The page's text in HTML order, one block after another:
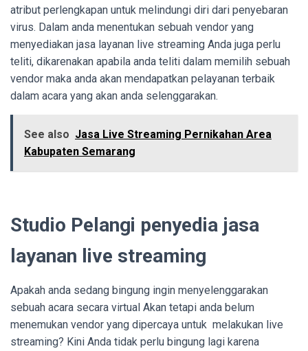
atribut perlengkapan untuk melindungi diri dari penyebaran
virus. Dalam anda menentukan sebuah vendor yang
menyediakan jasa layanan live streaming Anda juga perlu
teliti, dikarenakan apabila anda teliti dalam memilih sebuah
vendor maka anda akan mendapatkan pelayanan terbaik
dalam acara yang akan anda selenggarakan.
See also Jasa Live Streaming Pernikahan Area
Kabupaten Semarang
Studio Pelangi penyedia jasa
layanan live streaming
Apakah anda sedang bingung ingin menyelenggarakan
sebuah acara secara virtual Akan tetapi anda belum
menemukan vendor yang dipercaya untuk melakukan live
streaming? Kini Anda tidak perlu bingung lagi karena